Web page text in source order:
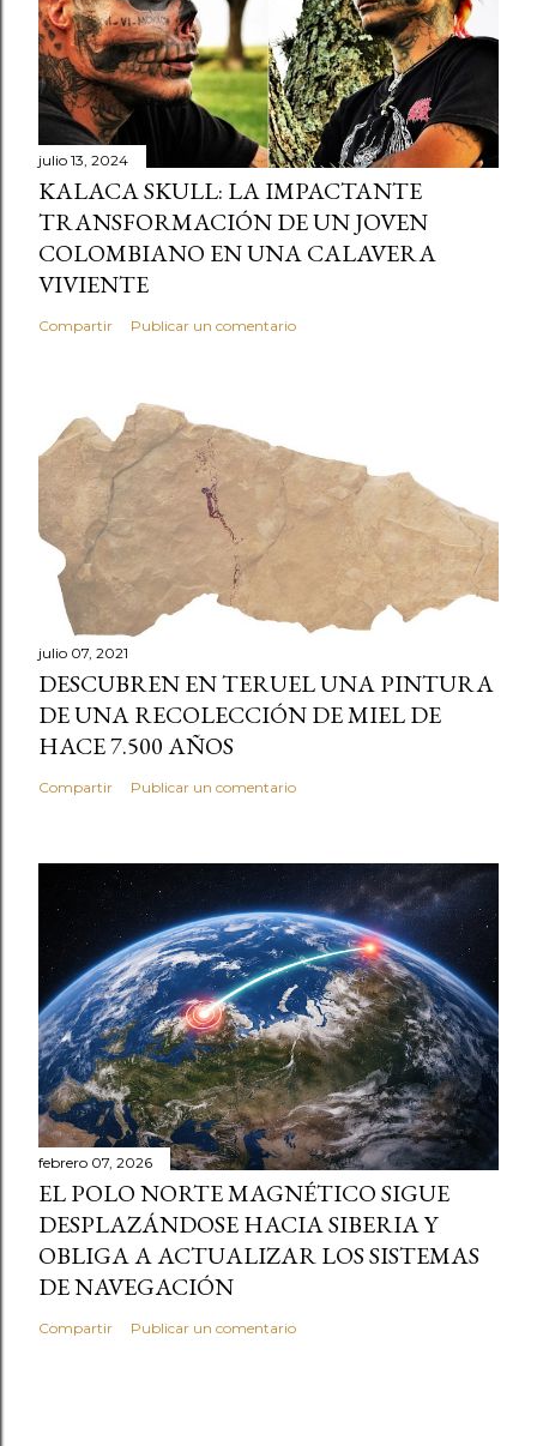
julio 13, 2024
KALACA SKULL: LA IMPACTANTE
TRANSFORMACIÓN DE UN JOVEN
COLOMBIANO EN UNA CALAVERA
VIVIENTE
Compartir Publicar un comentario
julio 07, 2021
DESCUBREN EN TERUEL UNA PINTURA
DE UNA RECOLECCIÓN DE MIEL DE
HACE 7.500 AÑOS
Compartir Publicar un comentario
febrero 07, 2026
EL POLO NORTE MAGNÉTICO SIGUE
DESPLAZÁNDOSE HACIA SIBERIA Y
OBLIGA A ACTUALIZAR LOS SISTEMAS
DE NAVEGACIÓN
Compartir Publicar un comentario